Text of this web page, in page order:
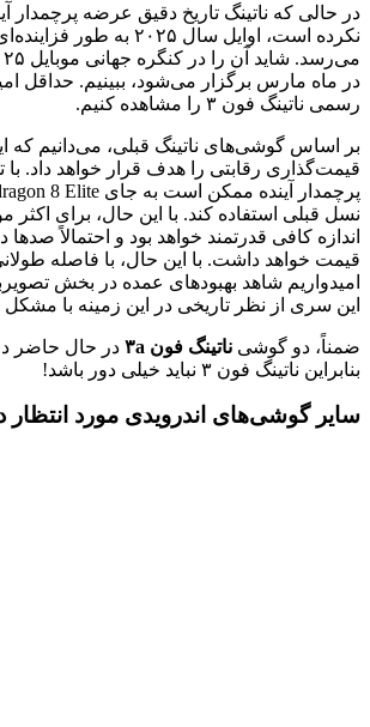
در حالی که ناتینگ تاریخ دقیق عرضه پرچمدار
نکرده است، اوایل سال ۲۰۲۵
در ماه مارس برگزار می‌شود، ببینیم. حداقل
رسمی ناتینگ فون ۳ را مشاهده کنیم.
بر اساس گوشی‌های ناتینگ قبلی، می‌دانیم
قیمت‌گذاری رقابتی را هدف قرار خواهد داد. با
نسل قبلی استفاده کند. با این حال، برای اکثر
اندازه کافی قدرتمند خواهد بود و احتمالاً صدها
قیمت خواهد داشت. با این حال، با فاصله
امیدواریم شاهد بهبودهای عمده در بخش
این سری از نظر تاریخی در این زمینه با
ضمناً، دو گوشی ناتینگ فون ۳a
در حال حاضر
بنابراین ناتینگ فون ۳ نباید خیلی دور باشد!
سایر گوشی‌های اندرویدی مورد انتظار در